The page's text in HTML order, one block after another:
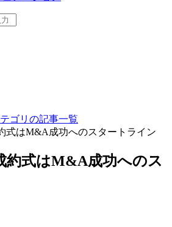
ゴリの記事一覧
式はM&A成功へのスタートライン
約式はM&A成功へのス